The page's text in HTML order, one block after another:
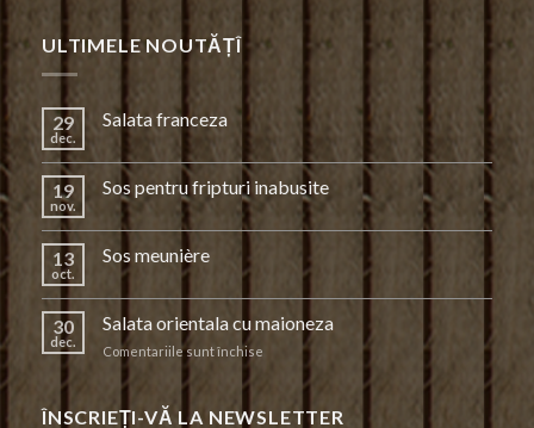
ULTIMELE NOUTĂȚÎ
29
dec.
Salata franceza
19
nov.
Sos pentru fripturi inabusite
13
oct.
Sos meunière
30
dec.
Salata orientala cu maioneza
Comentariile sunt închise pentru
orientala
cu
ÎNSCRIEȚI-VĂ LA NEWSLETTER